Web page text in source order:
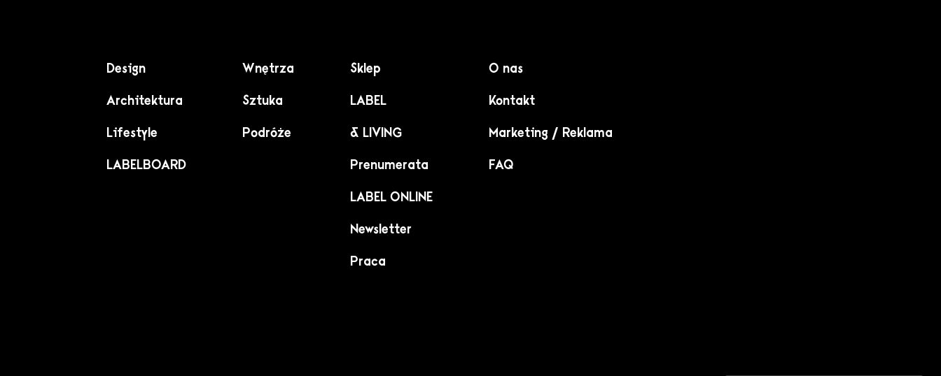
Design Wnętrza
Architektura Sztuka
Lifestyle Podróże
LABELBOARD
Sklep
LABEL
& LIVING
Prenumerata
LABEL ONLINE
Newsletter
Praca
O nas
Kontakt
Marketing / Reklama
FAQ